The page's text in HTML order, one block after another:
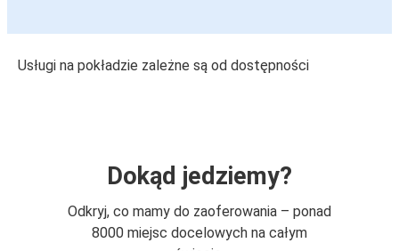
Usługi na pokładzie zależne są od dostępności
Dokąd jedziemy?
Odkryj, co mamy do zaoferowania – ponad
8000 miejsc docelowych na całym